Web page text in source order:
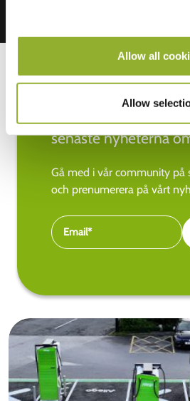
Allow all
Allow
Håll dig uppdaterad
senaste nyheterna
Gå med i vår community på
och prenumerera på vårt